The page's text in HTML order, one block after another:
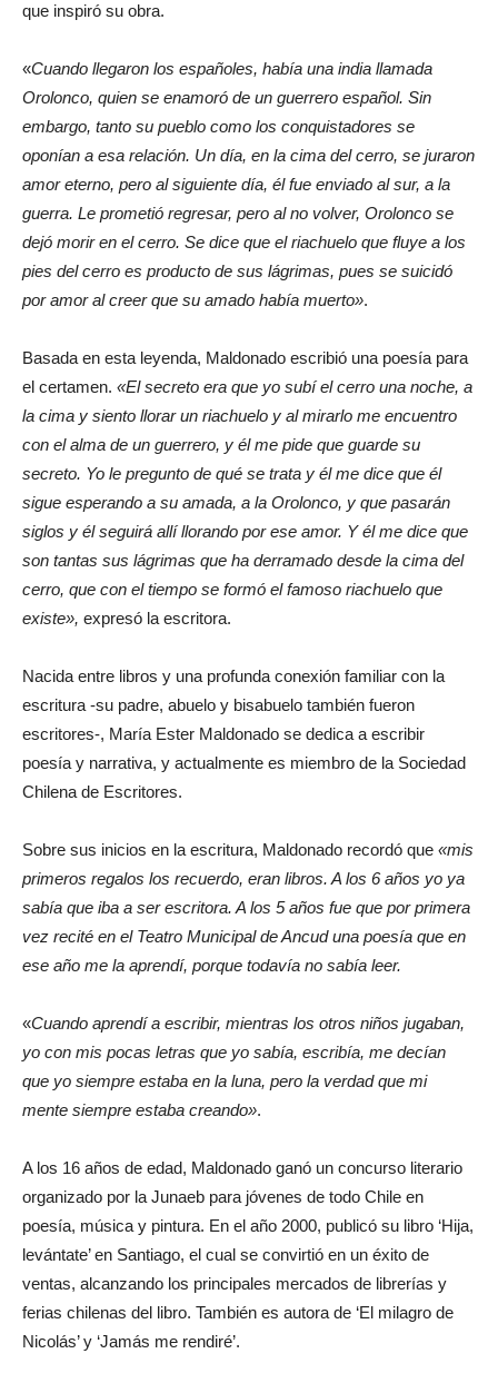
que inspiró su obra.
«Cuando llegaron los españoles, había una india llamada
Orolonco, quien se enamoró de un guerrero español. Sin
embargo, tanto su pueblo como los conquistadores se
oponían a esa relación. Un día, en la cima del cerro, se juraron
amor eterno, pero al siguiente día, él fue enviado al sur, a la
guerra. Le prometió regresar, pero al no volver, Orolonco se
dejó morir en el cerro. Se dice que el riachuelo que fluye a los
pies del cerro es producto de sus lágrimas, pues se suicidó
por amor al creer que su amado había muerto».
Basada en esta leyenda, Maldonado escribió una poesía para
el certamen. «El secreto era que yo subí el cerro una noche, a
la cima y siento llorar un riachuelo y al mirarlo me encuentro
con el alma de un guerrero, y él me pide que guarde su
secreto. Yo le pregunto de qué se trata y él me dice que él
sigue esperando a su amada, a la Orolonco, y que pasarán
siglos y él seguirá allí llorando por ese amor. Y él me dice que
son tantas sus lágrimas que ha derramado desde la cima del
cerro, que con el tiempo se formó el famoso riachuelo que
existe», expresó la escritora.
Nacida entre libros y una profunda conexión familiar con la
escritura -su padre, abuelo y bisabuelo también fueron
escritores-, María Ester Maldonado se dedica a escribir
poesía y narrativa, y actualmente es miembro de la Sociedad
Chilena de Escritores.
Sobre sus inicios en la escritura, Maldonado recordó que «mis
primeros regalos los recuerdo, eran libros. A los 6 años yo ya
sabía que iba a ser escritora. A los 5 años fue que por primera
vez recité en el Teatro Municipal de Ancud una poesía que en
ese año me la aprendí, porque todavía no sabía leer.
«Cuando aprendí a escribir, mientras los otros niños jugaban,
yo con mis pocas letras que yo sabía, escribía, me decían
que yo siempre estaba en la luna, pero la verdad que mi
mente siempre estaba creando».
A los 16 años de edad, Maldonado ganó un concurso literario
organizado por la Junaeb para jóvenes de todo Chile en
poesía, música y pintura. En el año 2000, publicó su libro ‘Hija,
levántate’ en Santiago, el cual se convirtió en un éxito de
ventas, alcanzando los principales mercados de librerías y
ferias chilenas del libro. También es autora de ‘El milagro de
Nicolás’ y ‘Jamás me rendiré’.